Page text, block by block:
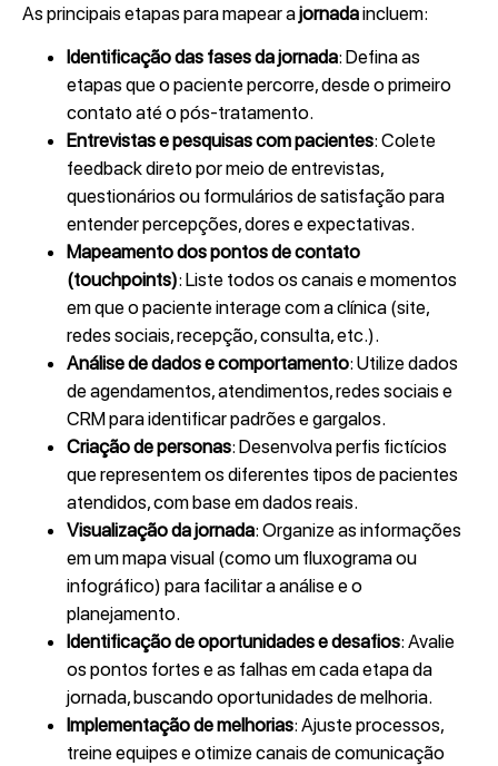
As principais etapas para mapear ajornadaincluem:
Identificação das fases da jornada: Defina as
etapas que o paciente percorre, desde o primeiro
contato até o pós-tratamento.
Entrevistas e pesquisas com pacientes: Colete
feedback direto por meio de entrevistas,
questionários ou formulários de satisfação para
entender percepções, dores e expectativas.
Mapeamento dos pontos de contato
(touchpoints): Liste todos os canais e momentos
em que o paciente interage com a clínica (site,
redes sociais, recepção, consulta, etc.).
Análise de dados e comportamento: Utilize dados
de agendamentos, atendimentos, redes sociais e
CRM para identificar padrões e gargalos.
Criação de personas: Desenvolva perfis fictícios
que representem os diferentes tipos de pacientes
atendidos, com base em dados reais.
Visualização da jornada: Organize as informações
em um mapa visual (como um fluxograma ou
infográfico) para facilitar a análise e o
planejamento.
Identificação de oportunidades e desafios: Avalie
os pontos fortes e as falhas em cada etapa da
jornada, buscando oportunidades de melhoria.
Implementação de melhorias: Ajuste processos,
treine equipes e otimize canais de comunicação